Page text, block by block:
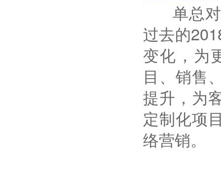
单总对
过去的
变化，为
目、销售
提升，为
定制化项
络营销。